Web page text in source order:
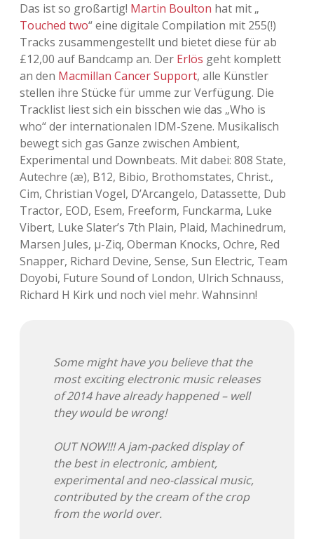
Das ist so großartig! Martin Boulton hat mit „
Touched two“ eine digitale Compilation mit 255(!)
Tracks zusammengestellt und bietet diese für ab
£12,00 auf Bandcamp an. Der Erlös geht komplett
an den Macmillan Cancer Support, alle Künstler
stellen ihre Stücke für umme zur Verfügung. Die
Tracklist liest sich ein bisschen wie das „Who is
who“ der internationalen IDM-Szene. Musikalisch
bewegt sich gas Ganze zwischen Ambient,
Experimental und Downbeats. Mit dabei: 808 State,
Autechre (æ), B12, Bibio, Brothomstates, Christ.,
Cim, Christian Vogel, D’Arcangelo, Datassette, Dub
Tractor, EOD, Esem, Freeform, Funckarma, Luke
Vibert, Luke Slater’s 7th Plain, Plaid, Machinedrum,
Marsen Jules, µ-Ziq, Oberman Knocks, Ochre, Red
Snapper, Richard Devine, Sense, Sun Electric, Team
Doyobi, Future Sound of London, Ulrich Schnauss,
Richard H Kirk und noch viel mehr. Wahnsinn!
Some might have you believe that the
most exciting electronic music releases
of 2014 have already happened – well
they would be wrong!
OUT NOW!!! A jam-packed display of
the best in electronic, ambient,
experimental and neo-classical music,
contributed by the cream of the crop
from the world over.